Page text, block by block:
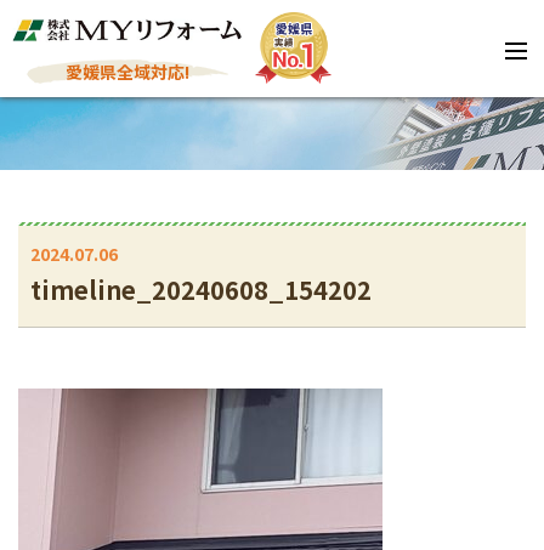
愛媛県全域対応!
2024.07.06
timeline_20240608_154202